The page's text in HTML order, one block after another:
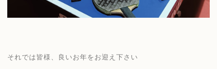
それでは皆様、良いお年をお迎え下さい